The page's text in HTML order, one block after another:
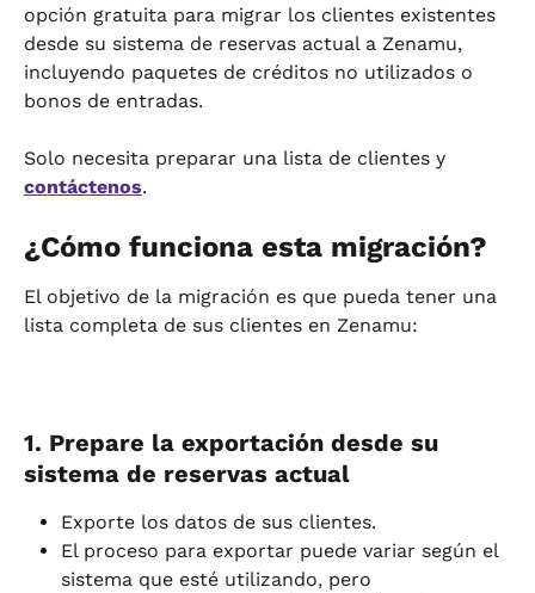
opción gratuita para migrar los clientes existentes
desde su sistema de reservas actual a Zenamu,
incluyendo paquetes de créditos no utilizados o
bonos de entradas.
Solo necesita preparar una lista de clientes y
contáctenos.
¿Cómo funciona esta migración?
El objetivo de la migración es que pueda tener una
lista completa de sus clientes en Zenamu:
1. Prepare la exportación desde su
sistema de reservas actual
Exporte los datos de sus clientes.
El proceso para exportar puede variar según el
sistema que esté utilizando, pero